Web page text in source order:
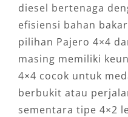
diesel bertenaga
efisiensi bahan
pilihan Pajero 4×4
masing memiliki
4×4 cocok untuk
berbukit atau
sementara tipe 4×2